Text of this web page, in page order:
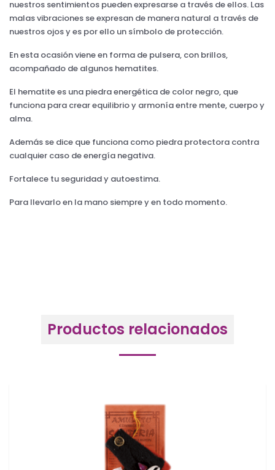
nuestros sentimientos pueden expresarse a través de ellos. Las
malas vibraciones se expresan de manera natural a través de
nuestros ojos y es por ello un símbolo de protección.
En esta ocasión viene en forma de pulsera, con brillos,
acompañado de algunos hematites.
El hematite es una piedra energética de color negro, que
funciona para crear equilibrio y armonía entre mente, cuerpo y
alma.
Además se dice que funciona como piedra protectora contra
cualquier caso de energía negativa.
Fortalece tu seguridad y autoestima.
Para llevarlo en la mano siempre y en todo momento.
Productos relacionados